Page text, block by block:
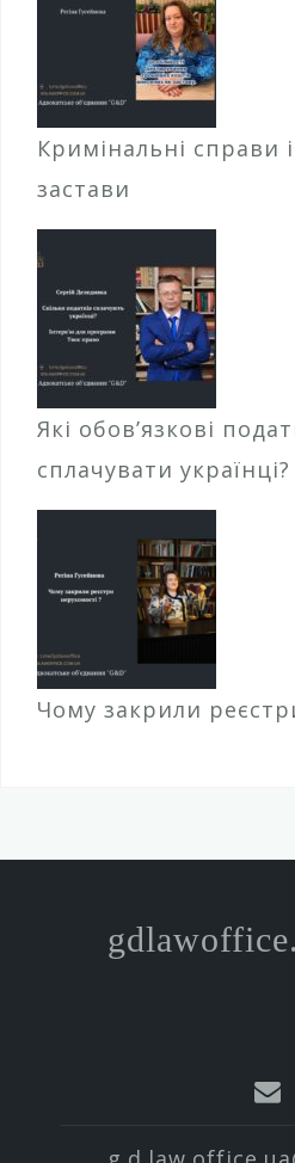
Кримінальні справи
застави
Які обов’язкові
сплачувати українці?
Чому закрили